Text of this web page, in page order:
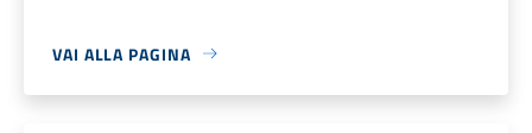
VAI ALLA PAGINA